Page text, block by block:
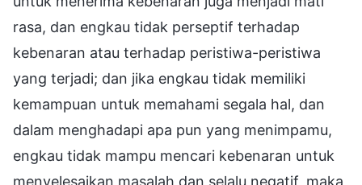
rasa, dan engkau tidak perseptif terhadap
kebenaran atau terhadap peristiwa-peristiwa
yang terjadi; dan jika engkau tidak memiliki
kemampuan untuk memahami segala hal, dan
dalam menghadapi apa pun yang menimpamu,
engkau tidak mampu mencari kebenaran untuk
menyelesaikan masalah dan selalu negatif, maka